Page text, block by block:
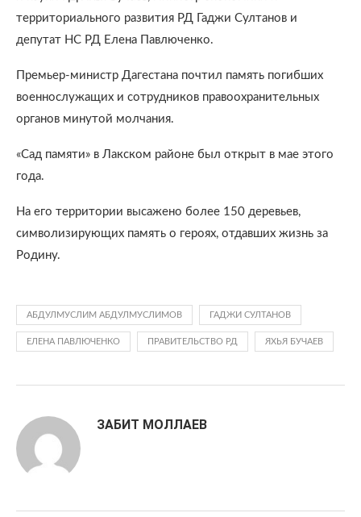
территориального развития РД Гаджи Султанов и
депутат НС РД Елена Павлюченко.
Премьер-министр Дагестана почтил память погибших
военнослужащих и сотрудников правоохранительных
органов минутой молчания.
«Сад памяти» в Лакском районе был открыт в мае этого
года.
На его территории высажено более 150 деревьев,
символизирующих память о героях, отдавших жизнь за
Родину.
АБДУЛМУСЛИМ АБДУЛМУСЛИМОВ ГАДЖИ СУЛТАНОВ
ЕЛЕНА ПАВЛЮЧЕНКО ПРАВИТЕЛЬСТВО РД ЯХЬЯ БУЧАЕВ
ЗАБИТ МОЛЛАЕВ